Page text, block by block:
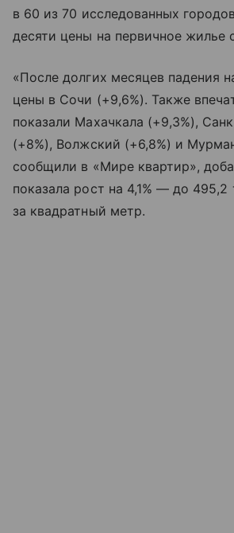
в 60 из 70 исследованных
десяти цены на первичное жилье
«После долгих месяцев падения
цены в Сочи (+9,6%). Также
показали Махачкала (+9,3%),
(+8%), Волжский (+6,8%) и
сообщили в «Мире квартир»,
показала рост на 4,1% — до 495,2
за квадратный метр.